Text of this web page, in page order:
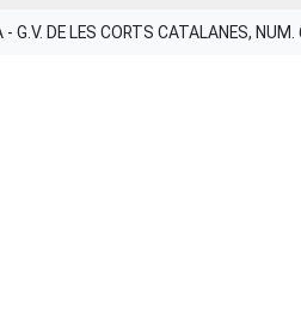
G.V. DE LES CORTS CATALANES,